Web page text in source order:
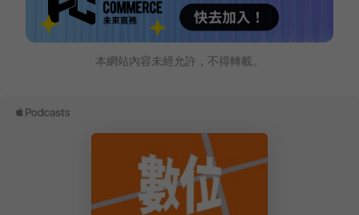
本網站內容未經允許，不得轉載。